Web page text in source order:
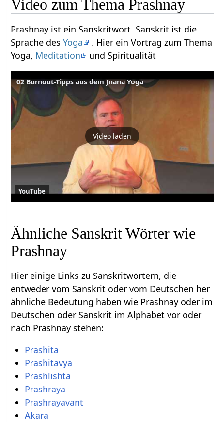
Video zum Thema Prashnay
Prashnay ist ein Sanskritwort. Sanskrit ist die
Sprache desYoga
. Hier ein Vortrag zum Thema
Yoga, Meditation und Spiritualität
02 Burnout-Tipps aus dem Jnana Yoga
Video laden
YouTube
Ähnliche Sanskrit Wörter wie
Prashnay
Hier einige Links zu Sanskritwörtern, die
entweder vom Sanskrit oder vom Deutschen her
ähnliche Bedeutung haben wie Prashnay oder im
Deutschen oder Sanskrit im Alphabet vor oder
nach Prashnay stehen:
Prashita
Prashitavya
Prashlishta
Prashraya
Prashrayavant
Akara